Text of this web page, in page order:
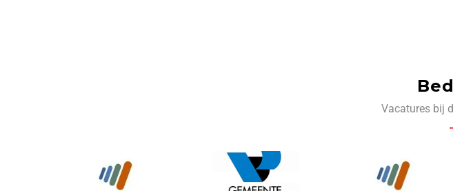
Vacatures bij